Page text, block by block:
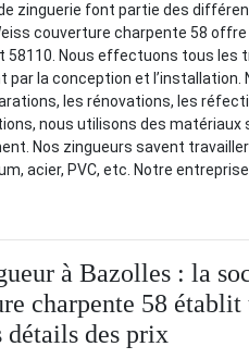
zinguerie font partie des
couverture charpente 58
58110. Nous effectuons tous les
par la conception et l’installation.
les rénovations, les
nous utilisons des matériaux
Nos zingueurs savent
acier, PVC, etc. Notre
à Bazolles : la
charpente 58
détails des prix